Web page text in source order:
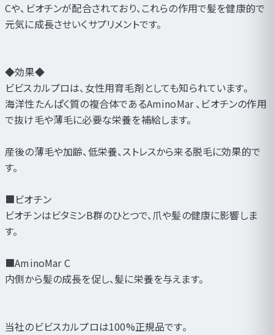
Cや、ビオチンが配合されており、これらの作用で髪を健康的で
元気に成長させいくサプリメントです。
◆効果◆
ビビスカルプロは、女性用育毛剤としても知られています。
海洋性たんぱく質の複合体であるAminoMar 、ビオチンの作用
で抜け毛や薄毛に必要な栄養を補給します。
産後の薄毛や加齢、低栄養、ストレスから来る脱毛に効果的で
す。
■ビオチン
ビオチンはビタミンB群のひとつで、爪や髪の健康に影響しま
す。
■AminoMar C
内側から髪の成長を促し、髪に栄養を与えます。
当社のビビスカルプロは100%正規品です。